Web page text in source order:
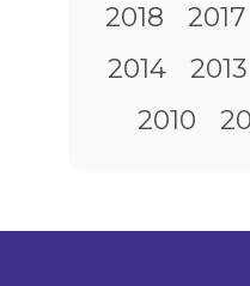
2018
2017
2014
2013
2010